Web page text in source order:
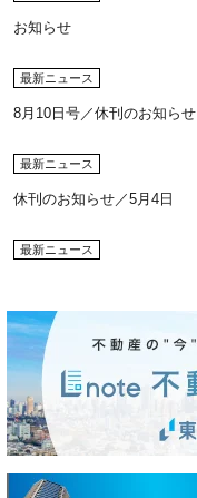
お知らせ
最新ニュース
8月10日号／休刊のお知らせ
最新ニュース
休刊のお知らせ／5月4日
最新ニュース